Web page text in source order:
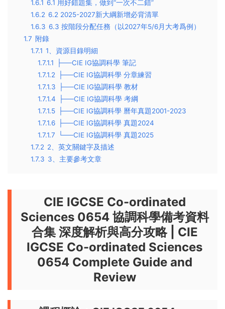
1.6.1 6.1 用好錯題集，做到“一次不二錯”
1.6.2 6.2 2025-2027新大綱新增必背清單
1.6.3 6.3 按階段分配任務（以2027年5/6月大考爲例）
1.7 附錄
1.7.1 1、資源目錄明細
1.7.1.1
├──CIE IG協調科學 筆記
1.7.1.2
├──CIE IG協調科學 分章練習
1.7.1.3
├──CIE IG協調科學 教材
1.7.1.4
├──CIE IG協調科學 考綱
1.7.1.5
├──CIE IG協調科學 曆年真題2001-2023
1.7.1.6
├──CIE IG協調科學 真題2024
1.7.1.7
└──CIE IG協調科學 真題2025
1.7.2 2、英文關鍵字及描述
1.7.3 3、主要參考文章
CIE IGCSE Co-ordinated
Sciences 0654 協調科學備考資料
合集 深度解析與高分攻略 | CIE
IGCSE Co-ordinated Sciences
0654 Complete Guide and
Review